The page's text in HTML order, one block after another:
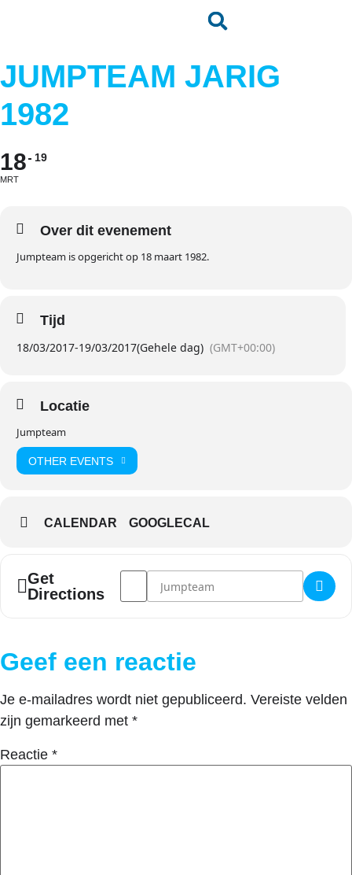
JUMPTEAM JARIG
1982
18
MRT
19
Over dit evenement
Jumpteam is opgericht op 18 maart 1982.
Tijd
18/03/2017-19/03/2017(Gehele dag) (GMT+00:00)
Locatie
Jumpteam
OTHER EVENTS
CALENDAR GOOGLECAL
Get
Directions
Address - Jumpteam jarig 1982 []
Destination Address - Jumpteam jarig
Geef een reactie
Je e-mailadres wordt niet gepubliceerd. Vereiste velden
zijn gemarkeerd met *
Reactie *